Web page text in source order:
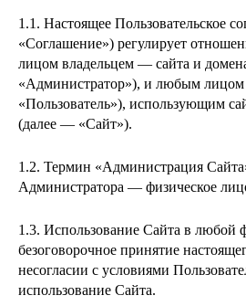
1.1. Настоящее Пользовательское
«Соглашение») регулирует
лицом владельцем — сайта и
«Администратор»), и любым
«Пользователь»), использующим
(далее — «Сайт»).
1.2. Термин «Администрация
Администратора — физическое
1.3. Использование Сайта в любой
безоговорочное принятие
несогласии с условиями
использование Сайта.